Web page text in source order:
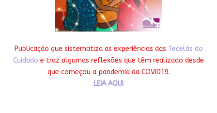
Publicação que sistematiza as experiências das Tecelãs do
Cuidado e traz algumas reflexões que têm realizado desde
que começou a pandemia da COVID19.
LEIA AQUI